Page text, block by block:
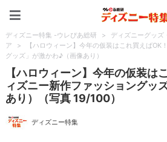
ディズニー特集 -ウレぴあ総研 > ディズニーグッズ
ア
>
【ハロウィーン】今年の仮装はこれ買えばOK
グッズ」が激かわ♪（画像あり）
【ハロウィーン】今年の仮装は
ィズニー新作ファッショングッ
あり）（写真 19/100）
ディズニー特集